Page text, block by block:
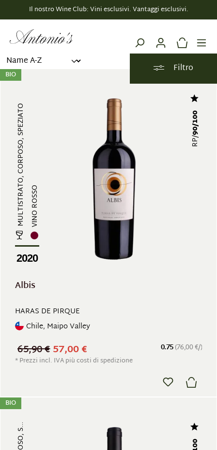
principale
Il nostro Wine Club: Vini esclusivi. Vantaggi esclusivi.
OLTRE 600 DISTILLATI
Filtro
BIO
MULTISTRATO, CORPOSO, SPEZIATOVINO ROSSO
2020
RP/
90/100
Albis
HARAS DE PIRQUE
Chile, Maipo Valley
0.75(76,00 €/)
57,00 €
65,90 €
* Prezzi incl. IVA più costi di spedizione
BIO